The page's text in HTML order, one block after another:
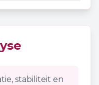
stabiliteit en